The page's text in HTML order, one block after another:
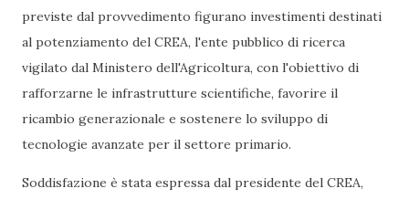
previste dal provvedimento figurano investimenti destinati
al potenziamento del CREA, l'ente pubblico di ricerca
vigilato dal Ministero dell'Agricoltura, con l'obiettivo di
rafforzarne le infrastrutture scientifiche, favorire il
ricambio generazionale e sostenere lo sviluppo di
tecnologie avanzate per il settore primario.
Soddisfazione è stata espressa dal presidente del CREA,